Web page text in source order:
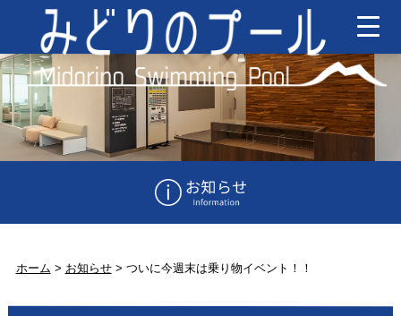
ホーム > お知らせ> ついに今週末は乗り物イベント！！